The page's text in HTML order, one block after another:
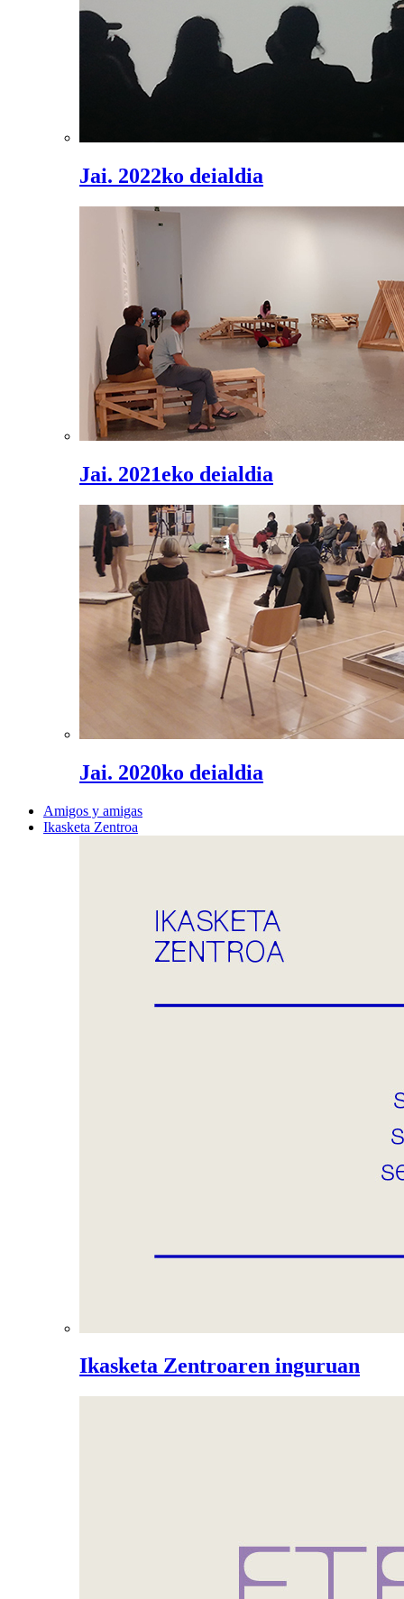
Jai. 2022ko deialdia
Jai. 2021eko deialdia
Jai. 2020ko deialdia
Amigos y amigas
Ikasketa Zentroa
Ikasketa Zentroaren inguruan